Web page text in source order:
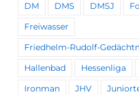
DM DMS DMSJ
Freiwasser
Friedhelm-Rudolf-
Hallenbad Hessenliga
Ironman JHV